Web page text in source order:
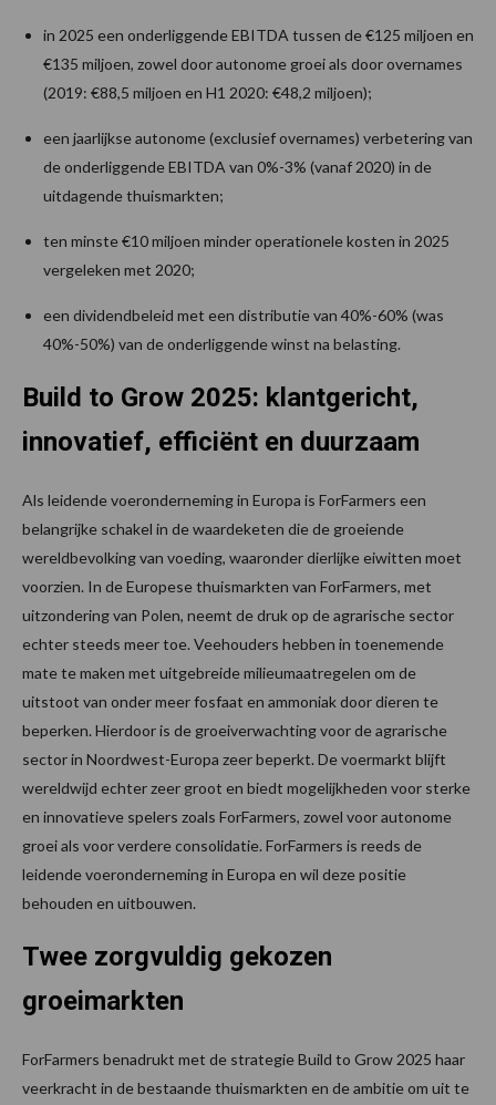
in 2025 een onderliggende EBITDA tussen de €125 miljoen en
€135 miljoen, zowel door autonome groei als door overnames
(2019: €88,5 miljoen en H1 2020: €48,2 miljoen);
een jaarlijkse autonome (exclusief overnames) verbetering van
de onderliggende EBITDA van 0%-3% (vanaf 2020) in de
uitdagende thuismarkten;
ten minste €10 miljoen minder operationele kosten in 2025
vergeleken met 2020;
een dividendbeleid met een distributie van 40%-60% (was
40%-50%) van de onderliggende winst na belasting.
Build to Grow 2025: klantgericht,
innovatief, efficiënt en duurzaam
Als leidende voeronderneming in Europa is ForFarmers een
belangrijke schakel in de waardeketen die de groeiende
wereldbevolking van voeding, waaronder dierlijke eiwitten moet
voorzien. In de Europese thuismarkten van ForFarmers, met
uitzondering van Polen, neemt de druk op de agrarische sector
echter steeds meer toe. Veehouders hebben in toenemende
mate te maken met uitgebreide milieumaatregelen om de
uitstoot van onder meer fosfaat en ammoniak door dieren te
beperken. Hierdoor is de groeiverwachting voor de agrarische
sector in Noordwest-Europa zeer beperkt. De voermarkt blijft
wereldwijd echter zeer groot en biedt mogelijkheden voor sterke
en innovatieve spelers zoals ForFarmers, zowel voor autonome
groei als voor verdere consolidatie. ForFarmers is reeds de
leidende voeronderneming in Europa en wil deze positie
behouden en uitbouwen.
Twee zorgvuldig gekozen
groeimarkten
ForFarmers benadrukt met de strategie Build to Grow 2025 haar
veerkracht in de bestaande thuismarkten en de ambitie om uit te